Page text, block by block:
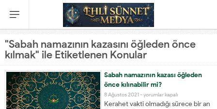
"Sabah namazının kazasını öğleden önce
kılmak" ile Etiketlenen Konular
Sabah namazının kazası öğleden
önce kılınabilir mi?
8 Ağustos 2021 - Sabah
namazının
yorumlar kapalı
Kerahet vakti olmadığı sürece bir an